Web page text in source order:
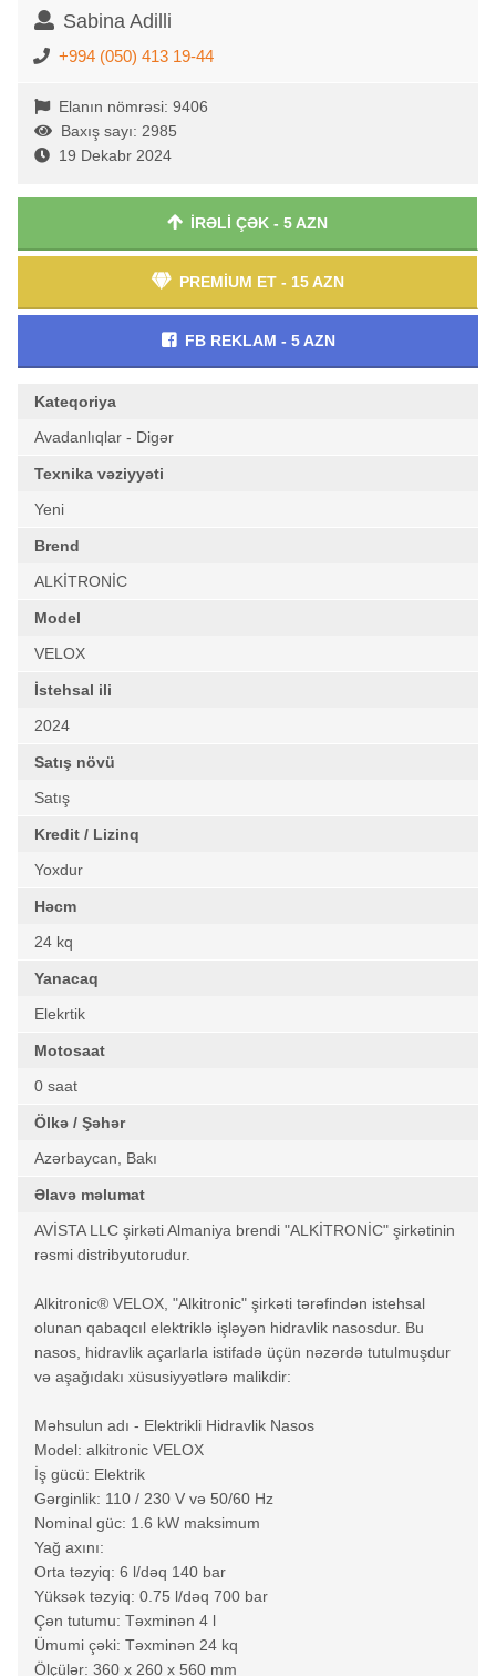
Sabina Adilli
+994 (050) 413 19-44
Elanın nömrəsi: 9406
Baxış sayı: 2985
19 Dekabr 2024
İRƏLİ ÇƏK - 5 AZN
PREMİUM ET - 15 AZN
FB REKLAM - 5 AZN
Kateqoriya
Avadanlıqlar - Digər
Texnika vəziyyəti
Yeni
Brend
ALKİTRONİC
Model
VELOX
İstehsal ili
2024
Satış növü
Satış
Kredit / Lizinq
Yoxdur
Həcm
24 kq
Yanacaq
Elekrtik
Motosaat
0 saat
Ölkə / Şəhər
Azərbaycan, Bakı
Əlavə məlumat
AVİSTA LLC şirkəti Almaniya brendi "ALKİTRONİC" şirkətinin
rəsmi distribyutorudur.
Alkitronic® VELOX, "Alkitronic" şirkəti tərəfindən istehsal
olunan qabaqcıl elektriklə işləyən hidravlik nasosdur. Bu
nasos, hidravlik açarlarla istifadə üçün nəzərdə tutulmuşdur
və aşağıdakı xüsusiyyətlərə malikdir:
Məhsulun adı - Elektrikli Hidravlik Nasos
Model: alkitronic VELOX
İş gücü: Elektrik
Gərginlik: 110 / 230 V və 50/60 Hz
Nominal güc: 1.6 kW maksimum
Yağ axını:
Orta təzyiq: 6 l/dəq 140 bar
Yüksək təzyiq: 0.75 l/dəq 700 bar
Çən tutumu: Təxminən 4 l
Ümumi çəki: Təxminən 24 kq
Ölçülər: 360 x 260 x 560 mm